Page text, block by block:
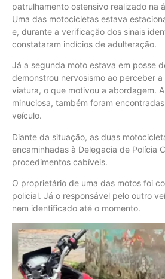
patrulhamento ostensivo realizado na
Uma das motocicletas estava
e, durante a verificação dos sinais
constataram indícios de adulteração.
Já a segunda moto estava em posse
demonstrou nervosismo ao perceber
viatura, o que motivou a abordagem.
minuciosa, também foram
veículo.
Diante da situação, as duas
encaminhadas à Delegacia de Polícia
procedimentos cabíveis.
O proprietário de uma das motos foi
policial. Já o responsável pelo outro
nem identificado até o momento.